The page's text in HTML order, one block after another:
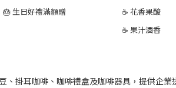
🎂 生日好禮滿額贈
☕ 花香果酸
☕ 果汁酒香
、掛耳咖啡、咖啡禮盒及咖啡器具，提供企